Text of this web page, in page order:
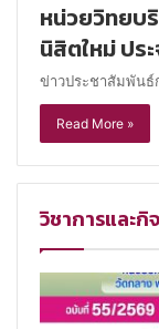
หน่วยวิทยบ
นิสิตใหม่ ปร
ข่าวประชาสัมพันธ์
Read More »
วิชาการและกิ